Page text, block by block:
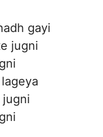
gayi
jugni
jugni